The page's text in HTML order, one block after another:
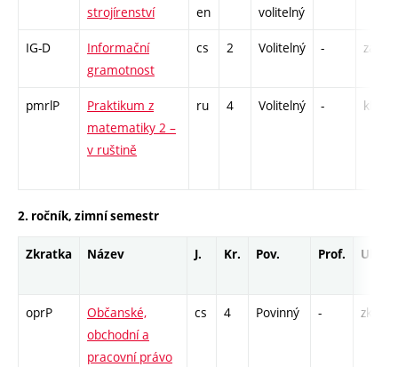
strojírenství en volitelný
IG-D
Informační
gramotnost
cs 2 Volitelný - zá
pmrlP
Praktikum z
matematiky 2 –
v ruštině
ru 4 Volitelný - kl
2. ročník, zimní semestr
Zkratka Název J. Kr. Pov. Prof. Uk.
oprP
Občanské,
obchodní a
pracovní právo
cs 4 Povinný - zk